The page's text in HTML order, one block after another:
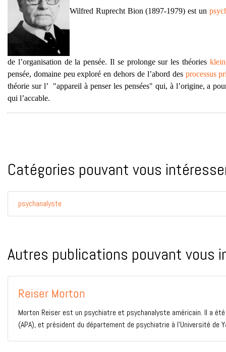
Wilfred Ruprecht Bion (1897-1979) est un
de l’organisation de la pensée. Il se prolonge sur les théories
pensée, domaine peu exploré en dehors de l’abord des processus
théorie sur l’ "appareil à penser les pensées" qui, à l’origine, a
qui l’accable.
Catégories pouvant vous
psychanalyste
Autres publications pouvant vous
Reiser Morton
Morton Reiser est un psychiatre et psychanalyste américain. Il a
(APA), et président du département de psychiatrie à l’Université de